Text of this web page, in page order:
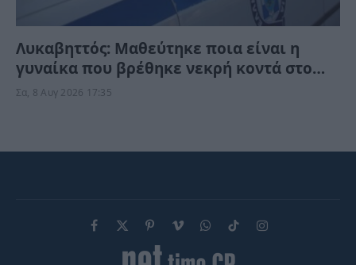
Λυκαβηττός: Μαθεύτηκε ποια είναι η
γυναίκα που βρέθηκε νεκρή κοντά στο
εκκλησάκι – Τι της συνέβη;
Σα, 8 Αυγ 2026 17:35
Facebook
X
(Twitter)
PinterestVimeoWhatsApp
TikTokInstagram